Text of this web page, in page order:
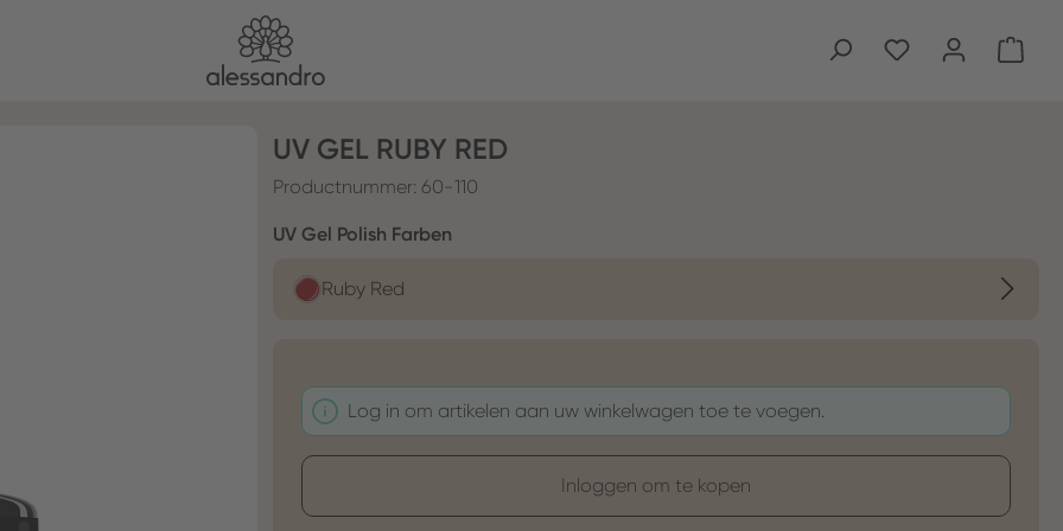
UV GEL RUBY RED
Productnummer: 60-110
Selecteer
UV Gel Polish Farben
Ruby Red
Log in om artikelen aan uw winkelwagen toe te voegen.
Inloggen om te kopen